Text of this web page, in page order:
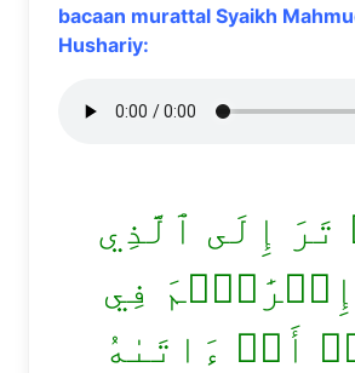
bacaan murattal Syaikh
Hushariy:
إِلَى ٱلَّذِي
إِبۡرَٰهِ‍ۧمَ فِي
أَنۡ ءَاتَىٰهُ